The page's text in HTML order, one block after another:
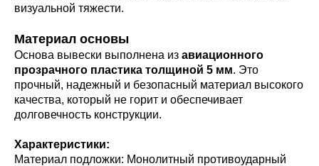
визуальной тяжести.
Материал основы
Основа вывески выполнена из авиационного
прозрачного пластика толщиной 5 мм. Это
прочный, надежный и безопасный материал высокого
качества, который не горит и обеспечивает
долговечность конструкции.
Характеристики:
Материал подложки: Монолитный противоударный